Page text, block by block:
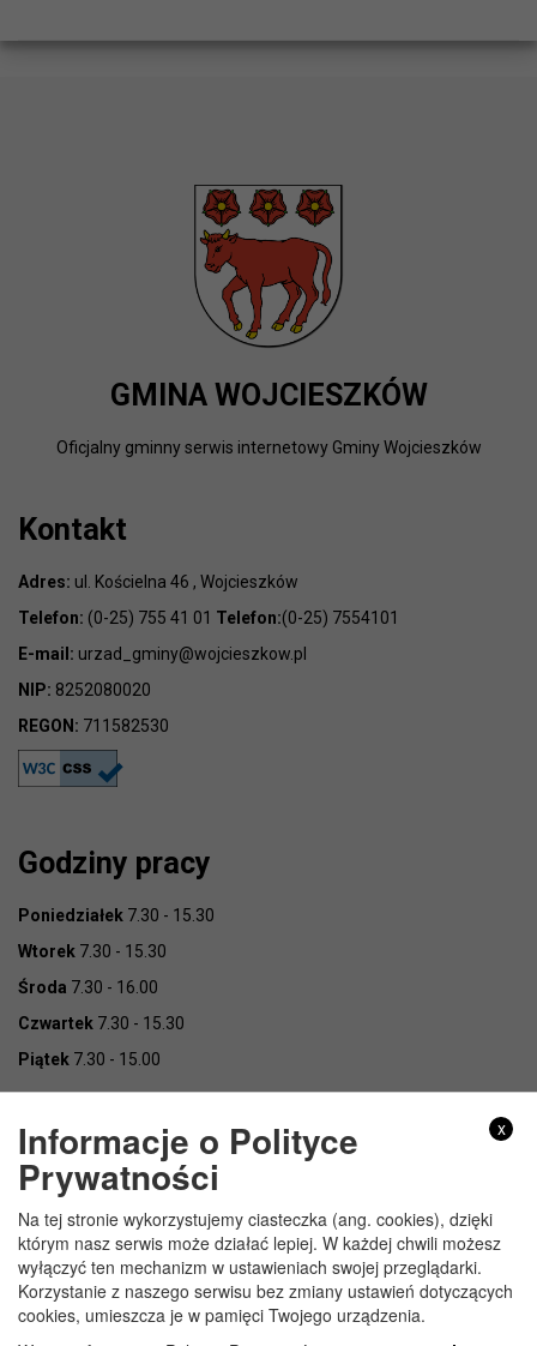
GMINA WOJCIESZKÓW
Oficjalny gminny serwis internetowy Gminy Wojcieszków
Kontakt
Adres: ul. Kościelna 46 , Wojcieszków
Telefon: (0-25) 755 41 01 Telefon:(0-25) 7554101
E-mail: urzad_gminy@wojcieszkow.pl
NIP: 8252080020
REGON: 711582530
Godziny pracy
Poniedziałek 7.30 - 15.30
Wtorek 7.30 - 15.30
Środa 7.30 - 16.00
Czwartek 7.30 - 15.30
Piątek 7.30 - 15.00
Copyright © Urząd Gminy Wojcieszków
x
Informacje o Polityce
Prywatności
Na tej stronie wykorzystujemy ciasteczka (ang. cookies), dzięki
którym nasz serwis może działać lepiej. W każdej chwili możesz
wyłączyć ten mechanizm w ustawieniach swojej przeglądarki.
Korzystanie z naszego serwisu bez zmiany ustawień dotyczących
cookies, umieszcza je w pamięci Twojego urządzenia.